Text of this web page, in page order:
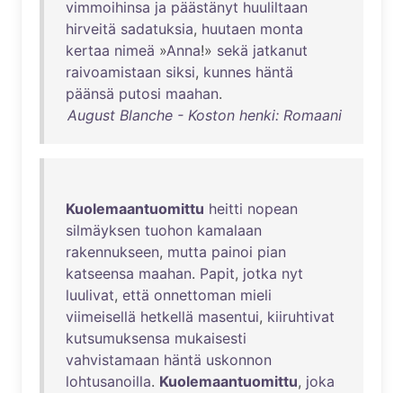
vimmoihinsa ja päästänyt huuliltaan
hirveitä sadatuksia, huutaen monta
kertaa nimeä »Anna!» sekä jatkanut
raivoamistaan siksi, kunnes häntä
päänsä putosi maahan.
August Blanche - Koston henki: Romaani
Kuolemaantuomittu heitti nopean
silmäyksen tuohon kamalaan
rakennukseen, mutta painoi pian
katseensa maahan. Papit, jotka nyt
luulivat, että onnettoman mieli
viimeisellä hetkellä masentui, kiiruhtivat
kutsumuksensa mukaisesti
vahvistamaan häntä uskonnon
lohtusanoilla. Kuolemaantuomittu, joka